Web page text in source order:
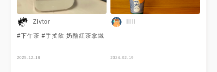
Zivtor
#下午茶 #手搖飲 奶酪紅茶拿鐵
2025-12-18 2024-02-19